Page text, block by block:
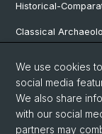
Historical-
Classical
Pre- and
Vindonissa
We use cookies
social media
We also share
with our social
partners may